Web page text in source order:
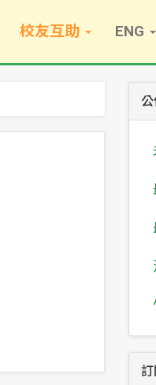
校友互助 ENG